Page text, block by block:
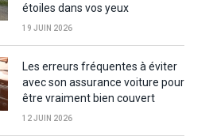
étoiles dans vos yeux
19 JUIN 2026
Les erreurs fréquentes à éviter
avec son assurance voiture pour
être vraiment bien couvert
12 JUIN 2026